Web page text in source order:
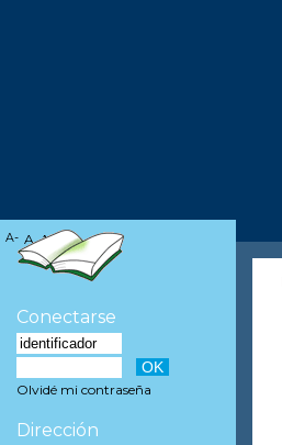
A- A A+
Conectarse
Olvidé mi contraseña
Dirección